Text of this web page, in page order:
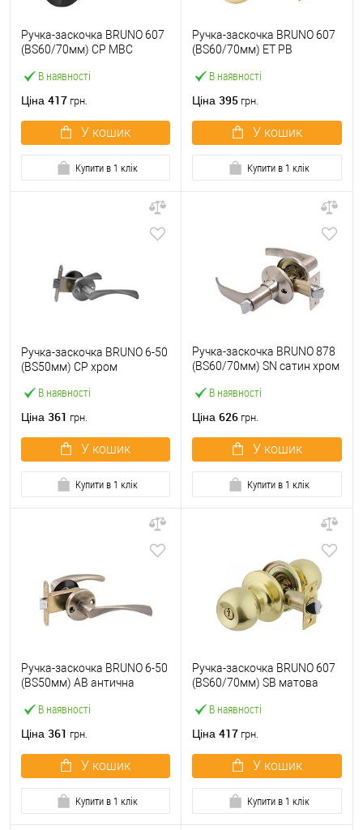
В наявності
Ручка-заскочка BRUNO 607
(BS60/70мм) CP MBC
Ціна 417 грн.
У кошик
Купити в 1 клік
В наявності
Ручка-заскочка BRUNO 607
(BS60/70мм) ET PB
Ціна 395 грн.
У кошик
Купити в 1 клік
В наявності
Ручка-заскочка BRUNO 6-50
(BS50мм) CP хром
Ціна 361 грн.
У кошик
Купити в 1 клік
В наявності
Ручка-заскочка BRUNO 878
(BS60/70мм) SN сатин хром
Ціна 626 грн.
У кошик
Купити в 1 клік
В наявності
Ручка-заскочка BRUNO 6-50
(BS50мм) AB антична
Ціна 361 грн.
У кошик
Купити в 1 клік
В наявності
Ручка-заскочка BRUNO 607
(BS60/70мм) SB матова
Ціна 417 грн.
У кошик
Купити в 1 клік